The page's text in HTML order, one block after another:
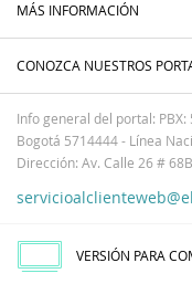
MÁS INFORMACIÓN
CONOZCA NUESTROS
Info general del portal: PBX:
Bogotá 5714444 - Línea
Dirección: Av. Calle 26 #
VERSIÓN PARA